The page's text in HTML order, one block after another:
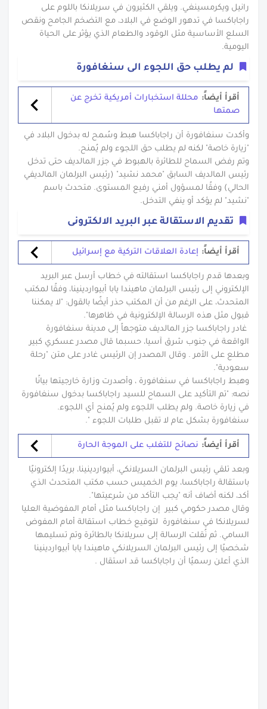
رانيل ويكرمسينغي. ويلقي الكثيرون في سريلانكا باللوم على
راجاباكسا في تدهور الوضع في البلاد، مع التضخم الجامح ونقص
السلع الأساسية مثل الوقود والطعام الذي يؤثر على الحياة
اليومية.
لم يطلب حق اللجوء الى سنغافورة
أقرأ أيضاً: محللة استخبارات أمريكية تخرج عن
صمتها
وأكدت سنغافورة أن راجاباكسا هبط وسُمح له بدخول البلاد في
"زيارة خاصة" لكنه لم يطلب حق اللجوء ولم يُمنح.
وتم رفض السماح للطائرة بالهبوط في جزر المالديف حتى تدخل
رئيس المالديف السابق "محمد نشيد" (رئيس البرلمان المالديفي
الحالي) وفقًا لمسؤول أمني رفيع المستوى. متحدث باسم
"نشيد" لم يؤكد أو ينفي التدخل.
تقديم الاستقالة عبر البريد الالكترونى
أقرأ أيضاً: إعادة العلاقات التركية مع إسرائيل
وبعدها قدم راجاباكسا استقالته في خطاب أرسل عبر البريد
الإلكتروني إلى رئيس البرلمان ماهيندا يابا أبيواردينينا، وفقًا لمكتب
المتحدث، على الرغم من أن المكتب حذر أيضًا بالقول: "لا يمكننا
قبول مثل هذه الرسالة الإلكترونية في ظاهرها".
غادر راجاباكسا جزر المالديف متوجهاً إلى مدينة سنغافورة
الواقعة في جنوب شرق آسيا، حسبما قال مصدر عسكري كبير
مطلع على الأمر . وقال المصدر إن الرئيس غادر على متن "رحلة
سعودية".
وهبط راجاباكسا في سنغافورة ، وأصدرت وزارة خارجيتها بيانًا
نصه: "تم التأكيد على السماح للسيد راجاباكسا بدخول سنغافورة
في زيارة خاصة. ولم يطلب اللجوء ولم يُمنح أي اللجوء.
سنغافورة بشكل عام لا تقبل طلبات اللجوء ".
أقرأ أيضاً: نصائح للتغلب على الموجة الحارة
وبعد تلقي رئيس البرلمان السريلانكي، أبيواردينينا، بريدًا إلكترونيًا
باستقالة راجاباكسا، يوم الخميس حسب مكتب المتحدث الذي
أكد، لكنه أضاف أنه "يجب التأكد من شرعيتها".
وقال مصدر حكومي كبير إن راجاباكسا مثل أمام المفوضية العليا
لسريلانكا في سنغافورة لتوقيع خطاب استقالة أمام المفوض
السامي. ثم نُقلت الرسالة إلى سريلانكا بالطائرة وتم تسليمها
شخصيًا إلى رئيس البرلمان السريلانكي ماهيندا يابا أبيواردينينا
الذي أعلن رسميًا أن راجاباكسا قد استقال .